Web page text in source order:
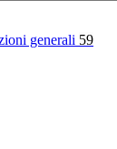
generali 59